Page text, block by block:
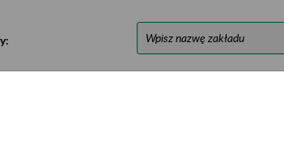
przesyłać poprzezformularz